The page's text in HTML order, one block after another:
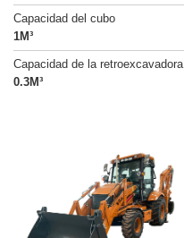
Capacidad del cubo
1M³
Capacidad de la retroexcavadora
0.3M³